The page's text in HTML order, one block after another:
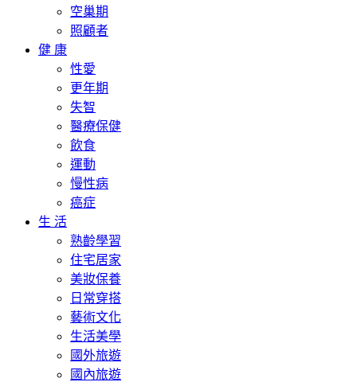
空巢期
照顧者
健 康
性愛
更年期
失智
醫療保健
飲食
運動
慢性病
癌症
生 活
熟齡學習
住宅居家
美妝保養
日常穿搭
藝術文化
生活美學
國外旅遊
國內旅遊